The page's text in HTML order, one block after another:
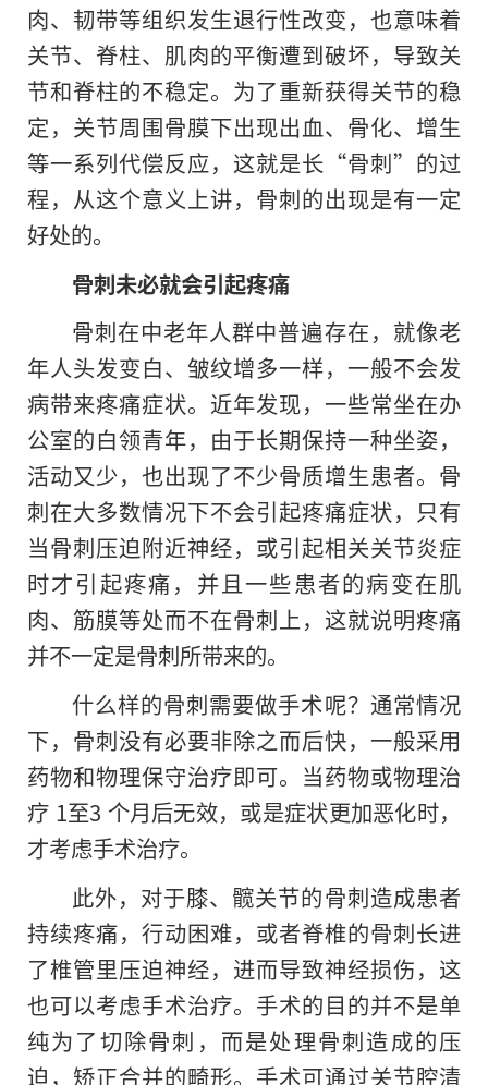
肉、韧带等组织发生退行性改变，也意味着
关节、脊柱、肌肉的平衡遭到破坏，导致关
节和脊柱的不稳定。为了重新获得关节的稳
定，关节周围骨膜下出现出血、骨化、增生
等一系列代偿反应，这就是长“骨刺”的过
程，从这个意义上讲，骨刺的出现是有一定
好处的。
骨刺未必就会引起疼痛
骨刺在中老年人群中普遍存在，就像老
年人头发变白、皱纹增多一样，一般不会发
病带来疼痛症状。近年发现，一些常坐在办
公室的白领青年，由于长期保持一种坐姿，
活动又少，也出现了不少骨质增生患者。骨
刺在大多数情况下不会引起疼痛症状，只有
当骨刺压迫附近神经，或引起相关关节炎症
时才引起疼痛，并且一些患者的病变在肌
肉、筋膜等处而不在骨刺上，这就说明疼痛
并不一定是骨刺所带来的。
什么样的骨刺需要做手术呢？通常情况
下，骨刺没有必要非除之而后快，一般采用
药物和物理保守治疗即可。当药物或物理治
疗 1至3 个月后无效，或是症状更加恶化时，
才考虑手术治疗。
此外，对于膝、髋关节的骨刺造成患者
持续疼痛，行动困难，或者脊椎的骨刺长进
了椎管里压迫神经，进而导致神经损伤，这
也可以考虑手术治疗。手术的目的并不是单
纯为了切除骨刺，而是处理骨刺造成的压
迫，矫正合并的畸形。手术可通过关节腔清